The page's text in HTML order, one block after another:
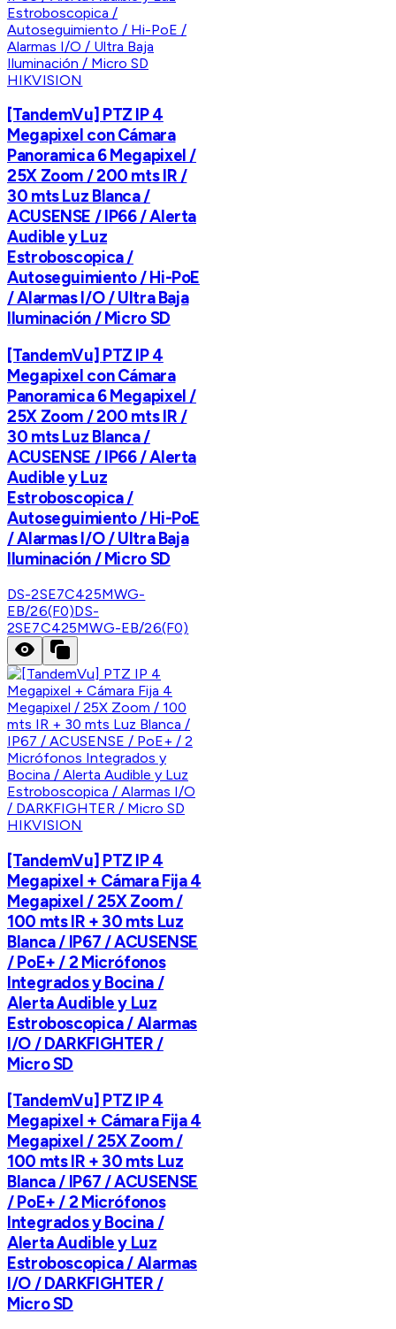
HIKVISION
[TandemVu] PTZ IP 4
Megapixel con Cámara
Panoramica 6 Megapixel /
25X Zoom / 200 mts IR /
30 mts Luz Blanca /
ACUSENSE / IP66 / Alerta
Audible y Luz
Estroboscopica /
Autoseguimiento / Hi-PoE
/ Alarmas I/O / Ultra Baja
Iluminación / Micro SD
[TandemVu] PTZ IP 4
Megapixel con Cámara
Panoramica 6 Megapixel /
25X Zoom / 200 mts IR /
30 mts Luz Blanca /
ACUSENSE / IP66 / Alerta
Audible y Luz
Estroboscopica /
Autoseguimiento / Hi-PoE
/ Alarmas I/O / Ultra Baja
Iluminación / Micro SD
DS-2SE7C425MWG-
EB/26(F0)DS-
2SE7C425MWG-EB/26(F0)
HIKVISION
[TandemVu] PTZ IP 4
Megapixel + Cámara Fija 4
Megapixel / 25X Zoom /
100 mts IR + 30 mts Luz
Blanca / IP67 / ACUSENSE
/ PoE+ / 2 Micrófonos
Integrados y Bocina /
Alerta Audible y Luz
Estroboscopica / Alarmas
I/O / DARKFIGHTER /
Micro SD
[TandemVu] PTZ IP 4
Megapixel + Cámara Fija 4
Megapixel / 25X Zoom /
100 mts IR + 30 mts Luz
Blanca / IP67 / ACUSENSE
/ PoE+ / 2 Micrófonos
Integrados y Bocina /
Alerta Audible y Luz
Estroboscopica / Alarmas
I/O / DARKFIGHTER /
Micro SD